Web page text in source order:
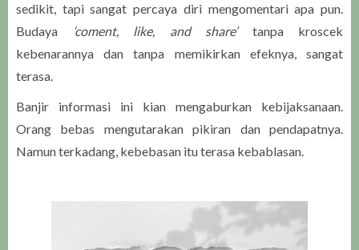
sedikit, tapi sangat percaya diri mengomentari apa pun.
Budaya
‘coment, like, and share’tanpa kroscek
kebenarannya dan tanpa memikirkan efeknya, sangat
terasa.
Banjir informasi ini kian mengaburkan kebijaksanaan.
Orang bebas mengutarakan pikiran dan pendapatnya.
Namun terkadang, kebebasan itu terasa kebablasan.